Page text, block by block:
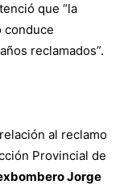
que “la
conduce
reclamados”.
al reclamo
Provincial de
Jorge